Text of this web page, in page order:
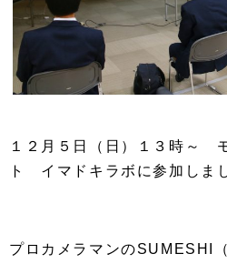
１２月５日（日）１３時～
ト イマドキラボに参加しま
プロカメラマンのSUMESHI